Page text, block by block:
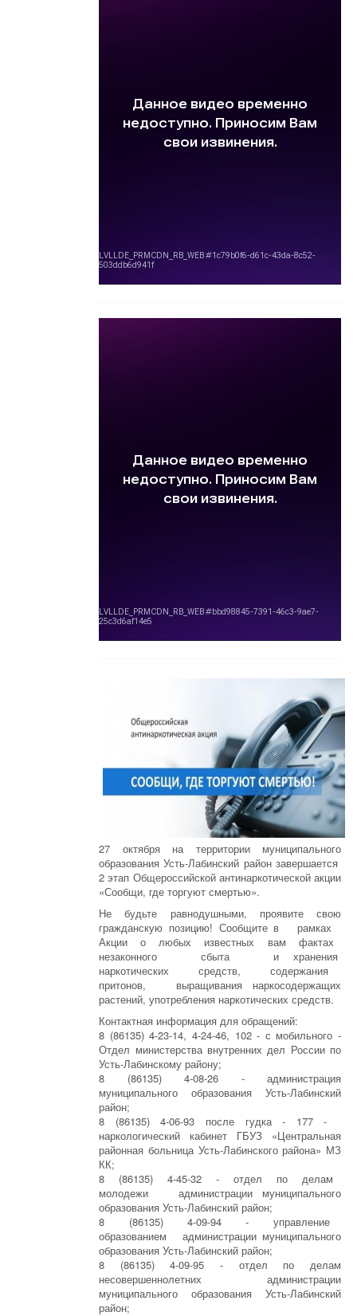
27 октября на территории муниципального
образования Усть-Лабинский район завершается
2 этап Общероссийской антинаркотической акции
«Сообщи, где торгуют смертью».
Не будьте равнодушными, проявите свою
гражданскую позицию! Сообщите в рамках
Акции о любых известных вам фактах
незаконного сбыта и хранения
наркотических средств, содержания
притонов, выращивания наркосодержащих
растений, употребления наркотических средств.
Контактная информация для обращений:
8 (86135) 4-23-14, 4-24-46, 102 - с мобильного -
Отдел министерства внутренних дел России по
Усть-Лабинскому району;
8 (86135) 4-08-26 - администрация
муниципального образования Усть-Лабинский
район;
8 (86135) 4-06-93 после гудка - 177 -
наркологический кабинет ГБУЗ «Центральная
районная больница Усть-Лабинского района» МЗ
КК;
8 (86135) 4-45-32 - отдел по делам
молодежи администрации муниципального
образования Усть-Лабинский район;
8 (86135) 4-09-94 - управление
образованием администрации муниципального
образования Усть-Лабинский район;
8 (86135) 4-09-95 - отдел по делам
несовершеннолетних администрации
муниципального образования Усть-Лабинский
район;